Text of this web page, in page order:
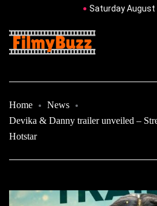
Saturday August
Home
News
Devika & Danny trailer unveiled –
Hotstar